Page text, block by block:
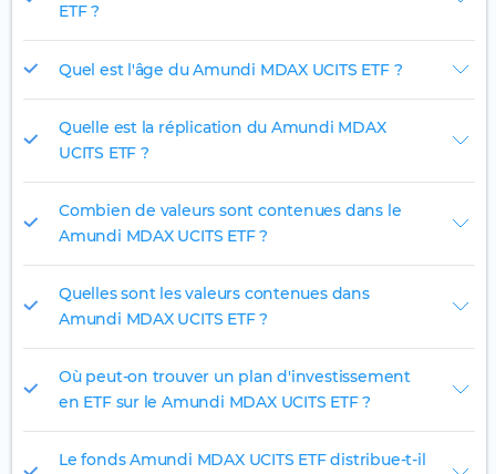
ETF ?
Quel est l'âge du Amundi MDAX UCITS ETF ?
Quelle est la réplication du Amundi MDAX
UCITS ETF ?
Combien de valeurs sont contenues dans le
Amundi MDAX UCITS ETF ?
Quelles sont les valeurs contenues dans
Amundi MDAX UCITS ETF ?
Où peut-on trouver un plan d'investissement
en ETF sur le Amundi MDAX UCITS ETF ?
Le fonds Amundi MDAX UCITS ETF distribue-t-il